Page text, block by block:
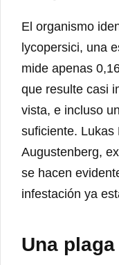
El organismo
lycopersici, una
mide apenas
que resulte casi
vista, e incluso
suficiente. Lukas
Augustenberg,
se hacen
infestación ya
Una